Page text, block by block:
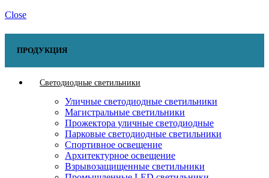
Close
ПРОДУКЦИЯ
Светодиодные светильники
Уличные светодиодные светильники
Магистральные светильники
Прожектора уличные светодиодные
Парковые светодиодные светильники
Спортивное освещение
Архитектурное освещение
Взрывозащищенные светильники